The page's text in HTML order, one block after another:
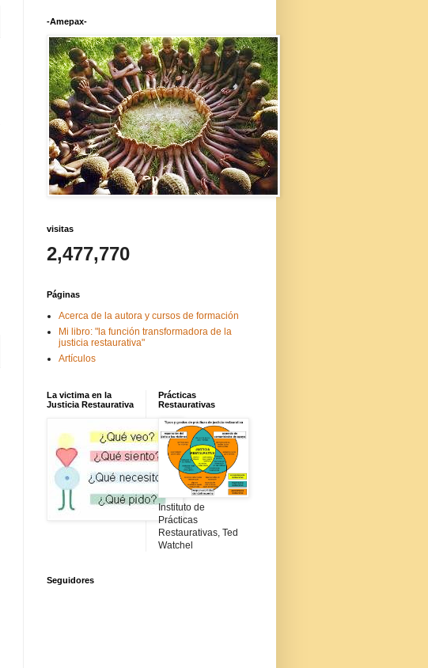
-Amepax-
visitas
2,477,770
Páginas
Acerca de la autora y cursos de formación
Mi libro: "la función transformadora de la
justicia restaurativa"
Artículos
La victima en la
Justicia Restaurativa
Prácticas
Restaurativas
Instituto de
Prácticas
Restaurativas, Ted
Watchel
Seguidores